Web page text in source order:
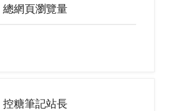
總網頁瀏覽量
控糖筆記站長